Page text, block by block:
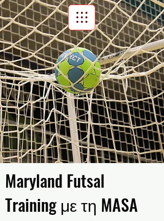
Scroll Menu
Maryland Futsal
Training με τη MASA